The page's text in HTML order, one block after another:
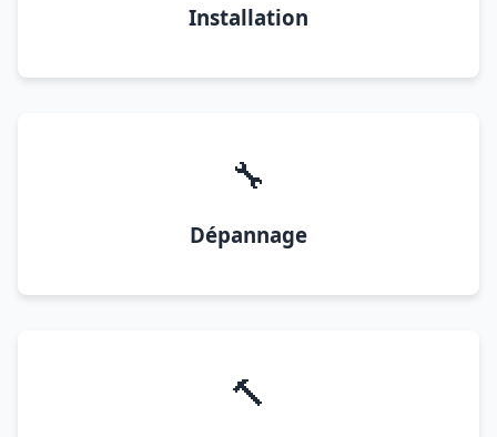
Installation
🔧
Dépannage
🔨